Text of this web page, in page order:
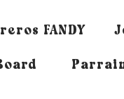
FANDY